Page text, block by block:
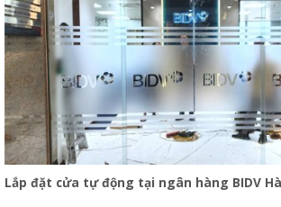
Lắp đặt cửa tự động tại ngân hàng BIDV